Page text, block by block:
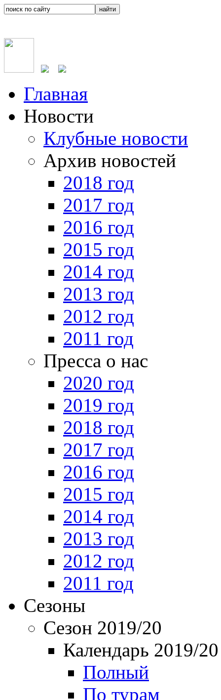
Главная
Новости
Клубные новости
Архив новостей
2018 год
2017 год
2016 год
2015 год
2014 год
2013 год
2012 год
2011 год
Пресса о нас
2020 год
2019 год
2018 год
2017 год
2016 год
2015 год
2014 год
2013 год
2012 год
2011 год
Сезоны
Сезон 2019/20
Календарь 2019/20
Полный
По турам